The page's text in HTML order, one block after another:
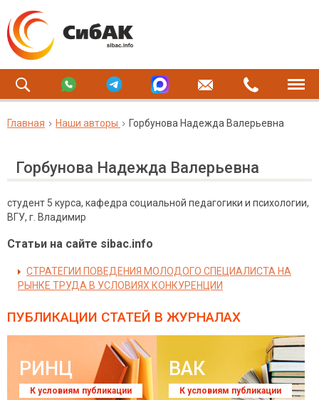
Главная Наши авторы Горбунова Надежда Валерьевна
Горбунова Надежда Валерьевна
студент 5 курса, кафедра социальной педагогики и психологии,
ВГУ, г. Владимир
Статьи на сайте sibac.info
СТРАТЕГИИ ПОВЕДЕНИЯ МОЛОДОГО СПЕЦИАЛИСТА НА
РЫНКЕ ТРУДА В УСЛОВИЯХ КОНКУРЕНЦИИ
ПУБЛИКАЦИИ СТАТЕЙ В ЖУРНАЛАХ
РИНЦ
К условиям публикации
ВАК
К условиям публикации